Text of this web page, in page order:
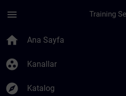
menu
home Ana Sayfa
group_work Kanallar
explore Katalog